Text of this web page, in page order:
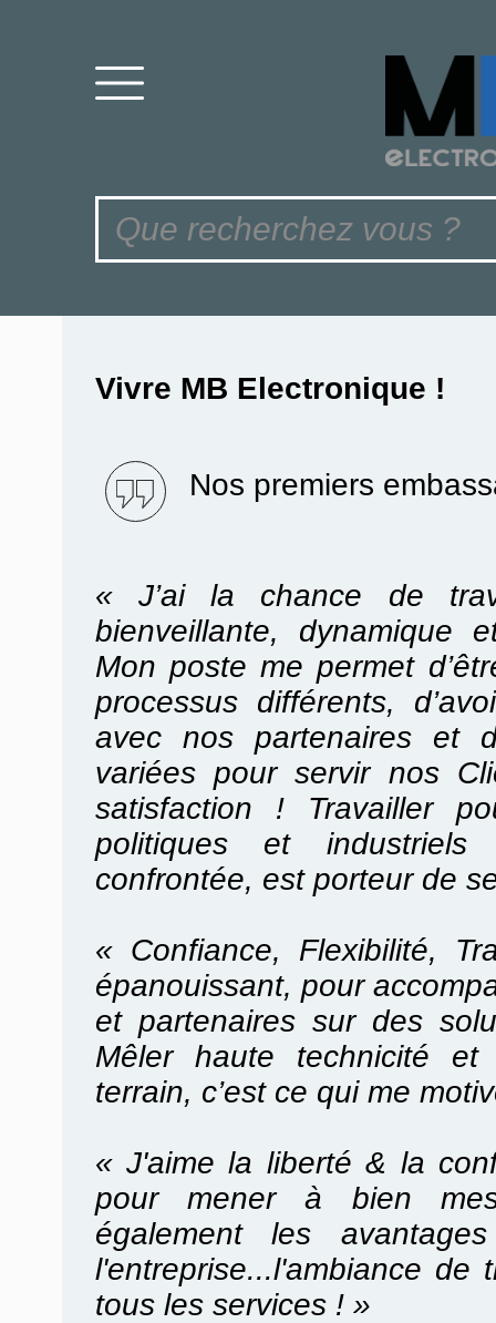
Vivre MB Electronique !
Nos premiers
« J’ai la chance de
bienveillante, dynamique
Mon poste me permet
processus différents,
avec nos partenaires et
variées pour servir nos
satisfaction ! Travailler
politiques et industriels
confrontée, est porteur de
« Confiance, Flexibilité,
épanouissant, pour
et partenaires sur des
Mêler haute technicité
terrain, c’est ce qui me
« J'aime la liberté & la
pour mener à bien
également les
l'entreprise...l'ambiance de
tous les services ! »